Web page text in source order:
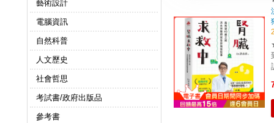
藝術設計
電腦資訊
自然科普
人文歷史
社會哲思
考試書/政府出版品
參考書
診。 「從來